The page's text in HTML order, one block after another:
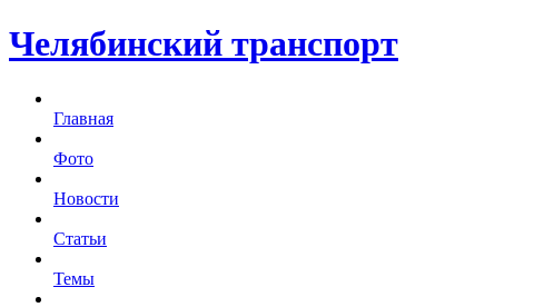
Челябинский транспорт
Главная
Фото
Новости
Статьи
Темы